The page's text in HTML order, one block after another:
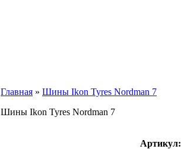
Главная » Шины Ikon Tyres Nordman 7
Шины Ikon Tyres Nordman 7
Артикул: